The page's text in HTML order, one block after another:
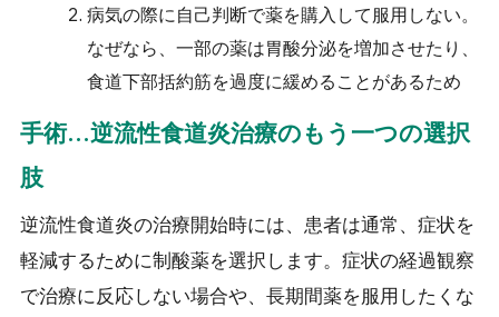
病気の際に自己判断で薬を購入して服用しない。
なぜなら、一部の薬は胃酸分泌を増加させたり、
食道下部括約筋を過度に緩めることがあるため
手術…逆流性食道炎治療のもう一つの選択
肢
逆流性食道炎の治療開始時には、患者は通常、症状を
軽減するために制酸薬を選択します。症状の経過観察
で治療に反応しない場合や、長期間薬を服用したくな